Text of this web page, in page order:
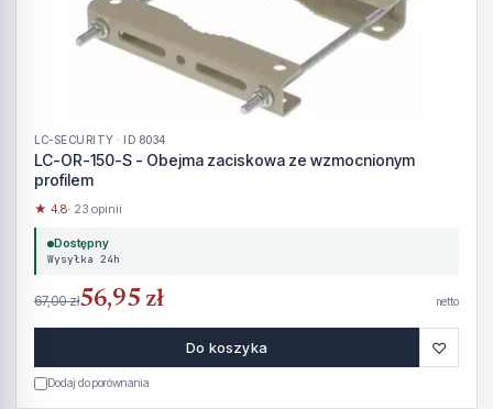
LC-SECURITY · ID 8034
LC-OR-150-S - Obejma zaciskowa ze wzmocnionym
profilem
★ 4.8· 23 opinii
Dostępny
Wysyłka 24h
67,00 zł56,95 zł netto
Do koszyka ♡
Dodaj do porównania